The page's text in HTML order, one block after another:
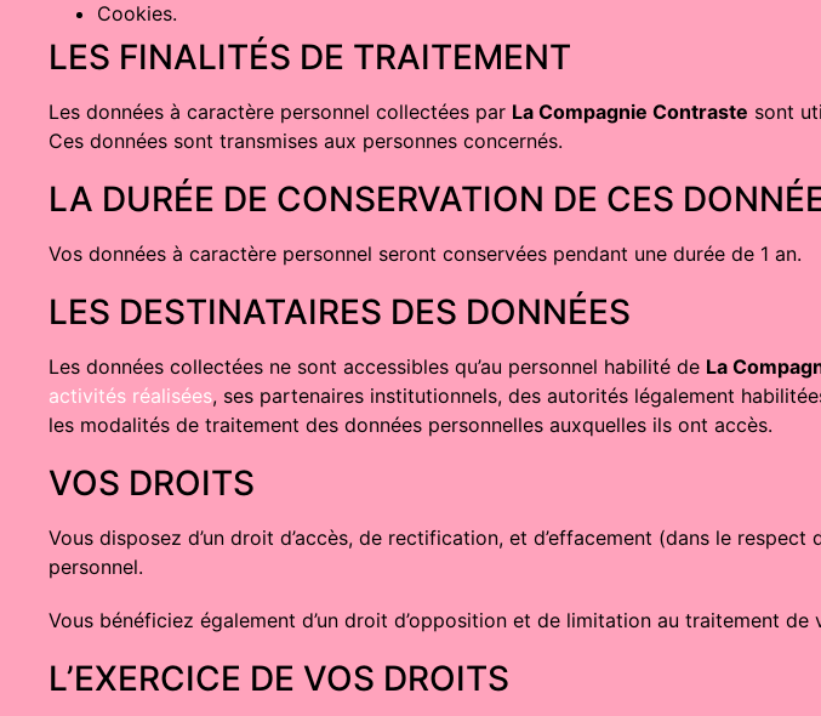
Cookies.
LES FINALITÉS DE TRAITEMENT
Les données à caractère personnel collectées par La Compagnie Contraste sont
Ces données sont transmises aux personnes concernés.
LA DURÉE DE CONSERVATION DE CES
Vos données à caractère personnel seront conservées pendant une durée de 1 an.
LES DESTINATAIRES DES DONNÉES
Les données collectées ne sont accessibles qu’au personnel habilité de La
activités réalisées, ses partenaires institutionnels, des autorités légalement
les modalités de traitement des données personnelles auxquelles ils ont accès.
VOS DROITS
Vous disposez d’un droit d’accès, de rectification, et d’effacement (dans le
personnel.
Vous bénéficiez également d’un droit d’opposition et de limitation au traitement de
L’EXERCICE DE VOS DROITS